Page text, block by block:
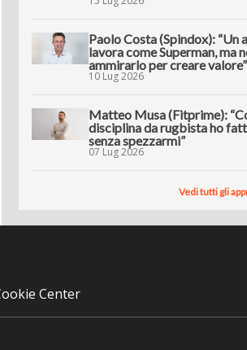
Paolo Costa (Spindox): “Un
lavora come Superman, ma
ammirarlo per creare valore”
10 Lug 2026
Matteo Musa (Fitprime):
disciplina da rugbista ho
senza spezzarmi”
07 Lug 2026
Vedi tutti gli
Center